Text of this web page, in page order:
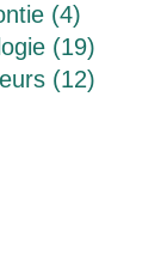
(4)
(19)
(12)